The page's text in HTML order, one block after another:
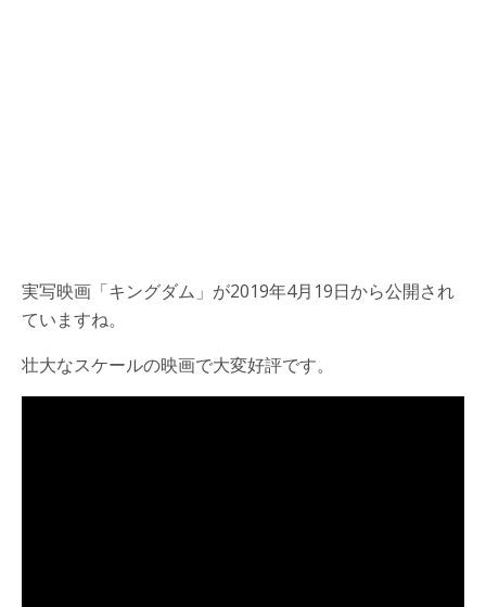
実写映画「キングダム」が2019年4月19日から公開され
ていますね。
壮大なスケールの映画で大変好評です。